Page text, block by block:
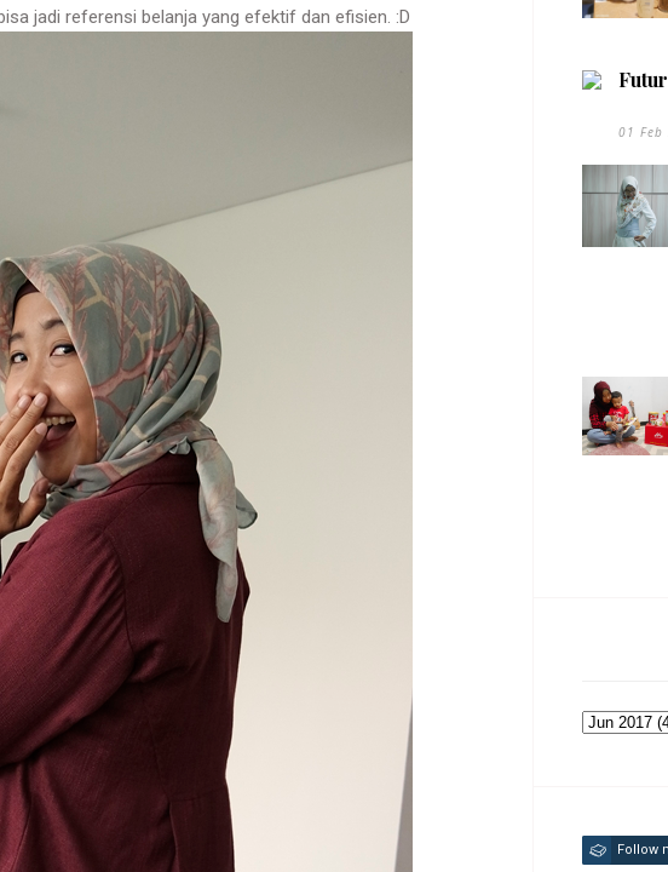
jadi referensi belanja yang efektif dan efisien. :D
Futur
01 Feb
Follow